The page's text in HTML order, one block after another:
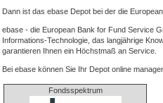
Dann ist das ebase Depot bei der die
ebase - die European Bank for Fund Service
Informations-Technologie, das langjährige
garantieren Ihnen ein Höchstmaß an Service.
Bei ebase können Sie Ihr Depot online
Fondsspektrum